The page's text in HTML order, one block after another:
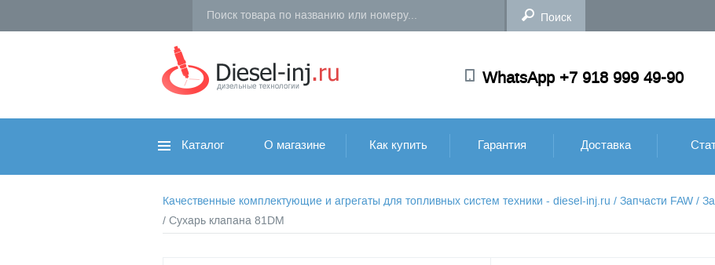
WhatsApp +7 918 999 49-90
Каталог О магазине Как купить Гарантия Доставка
Качественные комплектующие и агрегаты для топливных систем техники - diesel-inj.ru / Запчасти FAW /
/ Сухарь клапана 81DM